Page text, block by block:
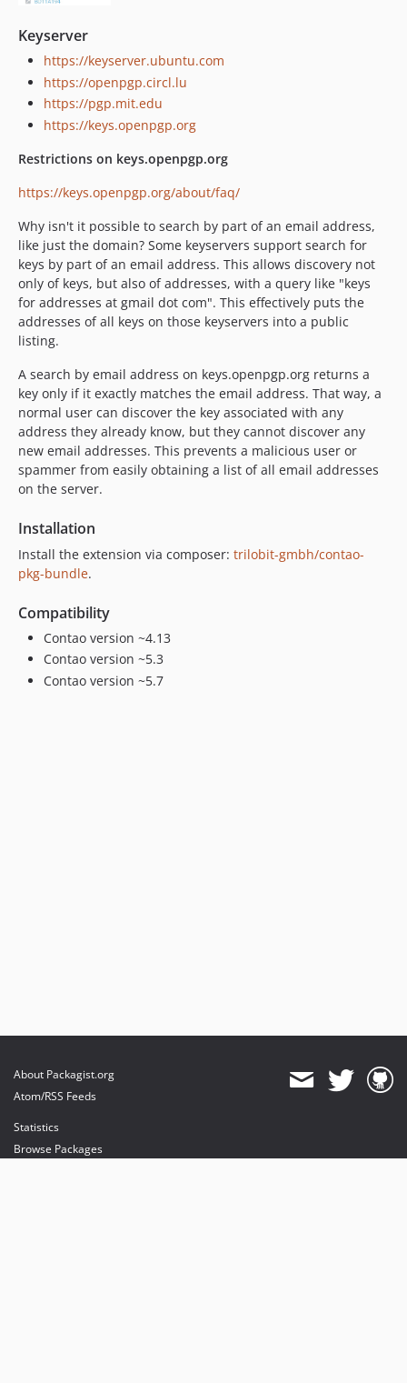
Keyserver
https://keyserver.ubuntu.com
https://openpgp.circl.lu
https://pgp.mit.edu
https://keys.openpgp.org
Restrictions on keys.openpgp.org
https://keys.openpgp.org/about/faq/
Why isn't it possible to search by part of an email address,
like just the domain? Some keyservers support search for
keys by part of an email address. This allows discovery not
only of keys, but also of addresses, with a query like "keys
for addresses at gmail dot com". This effectively puts the
addresses of all keys on those keyservers into a public
listing.
A search by email address on keys.openpgp.org returns a
key only if it exactly matches the email address. That way, a
normal user can discover the key associated with any
address they already know, but they cannot discover any
new email addresses. This prevents a malicious user or
spammer from easily obtaining a list of all email addresses
on the server.
Installation
Install the extension via composer: trilobit-gmbh/contao-
pkg-bundle.
Compatibility
Contao version ~4.13
Contao version ~5.3
Contao version ~5.7
About Packagist.org
Atom/RSS Feeds
Statistics
Browse Packages